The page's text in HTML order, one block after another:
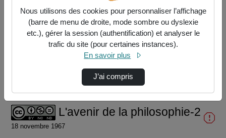
actuel
00:00:000 / Durée
28:08:997 Chargé
0.00%
dans
écran
L'avenir de la philosophie-2
18 novembre 1967
Nous utilisons des cookies pour personnaliser l’affichage
(barre de menu de droite, mode sombre ou dyslexie
etc.), gérer la session (authentification) et analyser le
trafic du site (pour certaines instances).
En savoir plus
J’ai compris